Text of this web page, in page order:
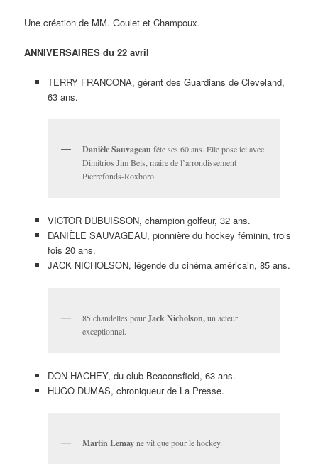
Une création de MM. Goulet et Champoux.
ANNIVERSAIRES du 22 avril
TERRY FRANCONA, gérant des Guardians de Cleveland,
63 ans.
Danièle Sauvageau fête ses 60 ans. Elle pose ici avec
Dimitrios Jim Beis, maire de l’arrondissement
Pierrefonds-Roxboro.
VICTOR DUBUISSON, champion golfeur, 32 ans.
DANIÈLE SAUVAGEAU, pionnière du hockey féminin, trois
fois 20 ans.
JACK NICHOLSON, légende du cinéma américain, 85 ans.
85 chandelles pourJack Nicholson,un acteur
exceptionnel.
DON HACHEY, du club Beaconsfield, 63 ans.
HUGO DUMAS, chroniqueur de La Presse.
Martin Lemayne vit que pour le hockey.